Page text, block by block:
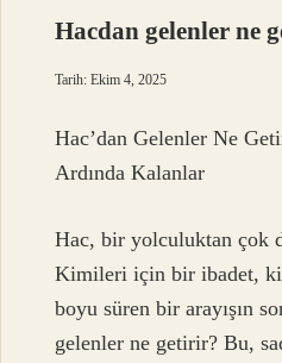
Hacdan gelenler ne
Tarih: Ekim 4, 2025
Hac’dan Gelenler Ne
Ardında Kalanlar
Hac, bir yolculuktan çok
Kimileri için bir ibadet,
boyu süren bir arayışın
gelenler ne getirir? Bu,